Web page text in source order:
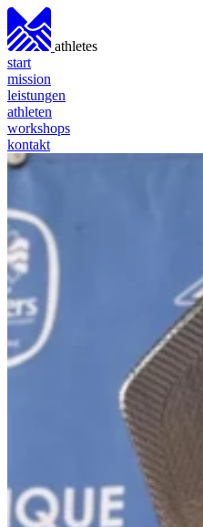
athletes
start
mission
leistungen
athleten
workshops
kontakt